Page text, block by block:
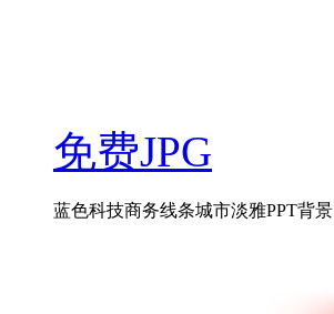
免费JPG
蓝色科技商务线条城市淡雅PPT背景